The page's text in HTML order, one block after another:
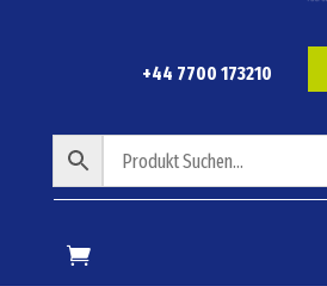
+44 7700 173210